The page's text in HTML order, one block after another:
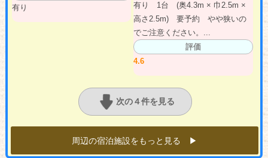
有り
有り 1台 (奥4.3m × 巾2.5m ×
高さ2.5m) 要予約 やや狭いの
でご注意ください。...
評価
4.6
次の４件を見る
周辺の宿泊施設をもっと見る ▶︎